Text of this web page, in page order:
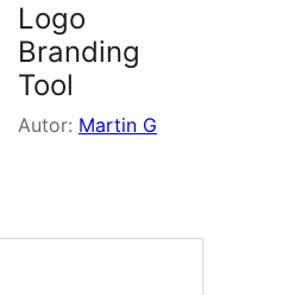
Logo
Branding
Tool
Autor: Martin G